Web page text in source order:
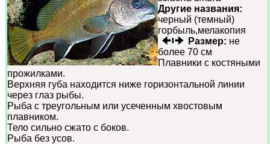
Другие названия:
черный (темный)
горбыль,мелакопия
Размер: не
более 70 см
Плавники с костяными
прожилками.
Верхняя губа находится ниже горизонтальной линии
через глаз рыбы.
Рыба с треугольным или усеченным хвостовым
плавником.
Тело сильно сжато с боков.
Рыба без усов.